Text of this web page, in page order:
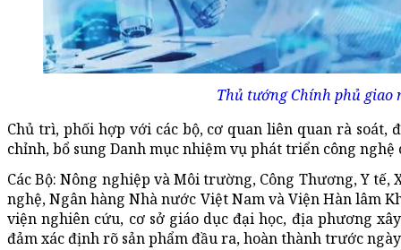
Thủ tướng Chính phủ giao
Chủ trì, phối hợp với các bộ, cơ quan liên quan rà
chỉnh, bổ sung Danh mục nhiệm vụ phát triển công
Các Bộ: Nông nghiệp và Môi trường, Công Thương, Y tế,
nghệ, Ngân hàng Nhà nước Việt Nam và Viện Hàn lâm
viện nghiên cứu, cơ sở giáo dục đại học, địa phương
đảm xác định rõ sản phẩm đầu ra, hoàn thành trước